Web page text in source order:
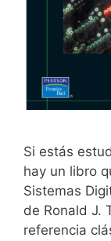
Si estás
hay un libro
Sistemas
de Ronald J.
referencia